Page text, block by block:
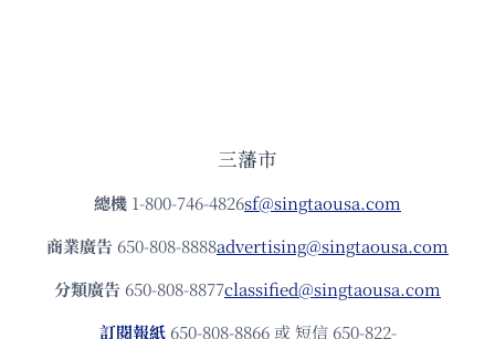
三藩市
總機 1-800-746-4826sf@singtaousa.com
商業廣告 650-808-8888advertising@singtaousa.com
分類廣告 650-808-8877classified@singtaousa.com
訂閱報紙 650-808-8866 或 短信 650-822-